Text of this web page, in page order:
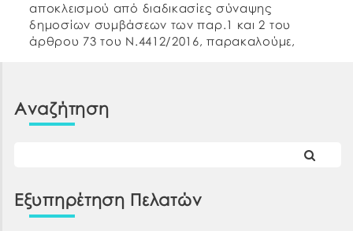
αποκλεισμού από διαδικασίες σύναψης
δημοσίων συμβάσεων των παρ.1 και 2 του
άρθρου 73 του Ν.4412/2016, παρακαλούμε,
Αναζήτηση
Εξυπηρέτηση Πελατών